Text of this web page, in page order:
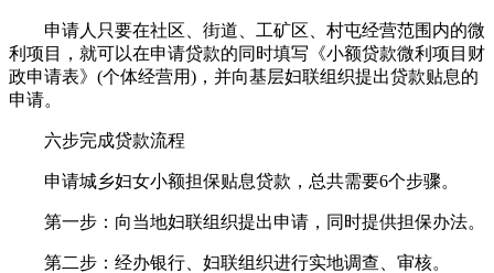
申请人只要在社区、街道、工矿区、村屯经营范围内的微
利项目，就可以在申请贷款的同时填写《小额贷款微利项目财
政申请表》(个体经营用)，并向基层妇联组织提出贷款贴息的
申请。
六步完成贷款流程
申请城乡妇女小额担保贴息贷款，总共需要6个步骤。
第一步：向当地妇联组织提出申请，同时提供担保办法。
第二步：经办银行、妇联组织进行实地调查、审核。